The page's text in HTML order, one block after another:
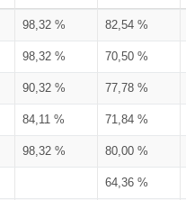
98,32 % 82,54 %
98,32 % 70,50 %
90,32 % 77,78 %
84,11 % 71,84 %
98,32 % 80,00 %
64,36 %